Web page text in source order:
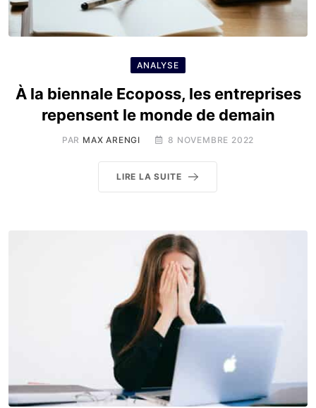
ANALYSE
À la biennale Ecoposs, les entreprises
repensent le monde de demain
PAR MAX ARENGI 8 NOVEMBRE 2022
LIRE LA SUITE